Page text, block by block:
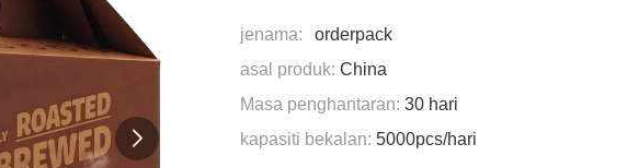
jenama:
orderpack
asal produk: China
Masa penghantaran: 30 hari
kapasiti bekalan: 5000pcs/hari